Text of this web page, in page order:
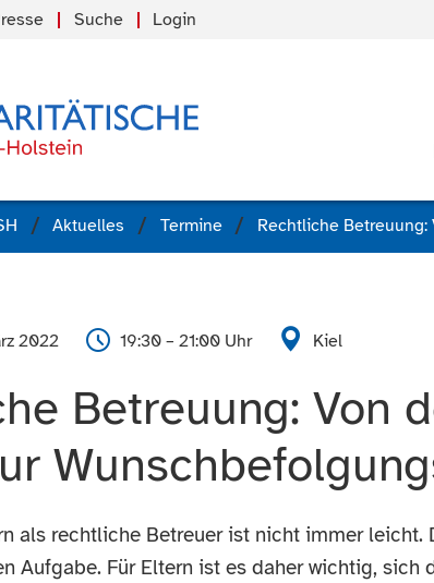
Suche Login
Aktuelles Termine
2022 19:30 – 21:00 Uhr Kiel
Betreuung: Von
als rechtliche Betreuer ist nicht immer
Aufgabe. Für Eltern ist es daher wichtig, sich